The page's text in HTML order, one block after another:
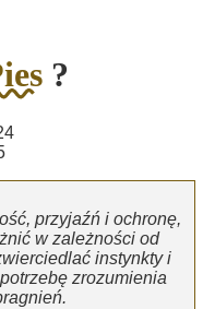
?
przyjaźń i ochronę,
w zależności od
instynkty i
zrozumienia